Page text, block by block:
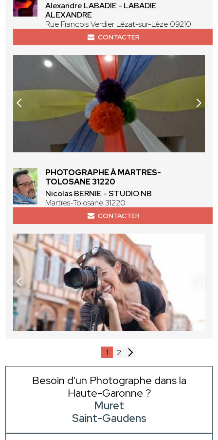
Alexandre LABADIE - LABADIE
ALEXANDRE
Rue François Verdier Lézat-sur-Lèze 09210
CONTACTER
PHOTOGRAPHE À MARTRES-
TOLOSANE 31220
Nicolas BERNIE - STUDIO NB
Martres-Tolosane 31220
CONTACTER
1 2
Besoin d'un Photographe dans la
Haute-Garonne ?
Muret
Saint-Gaudens